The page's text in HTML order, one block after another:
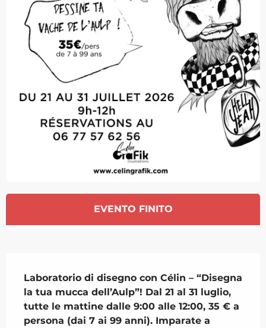
Orari e contattiEVENTO FINITO
Laboratorio di disegno con Célin – “Disegna
la tua mucca dell’Aulp”! Dal 21 al 31 luglio,
tutte le mattine dalle 9:00 alle 12:00, 35 € a
persona (dai 7 ai 99 anni). Imparate a